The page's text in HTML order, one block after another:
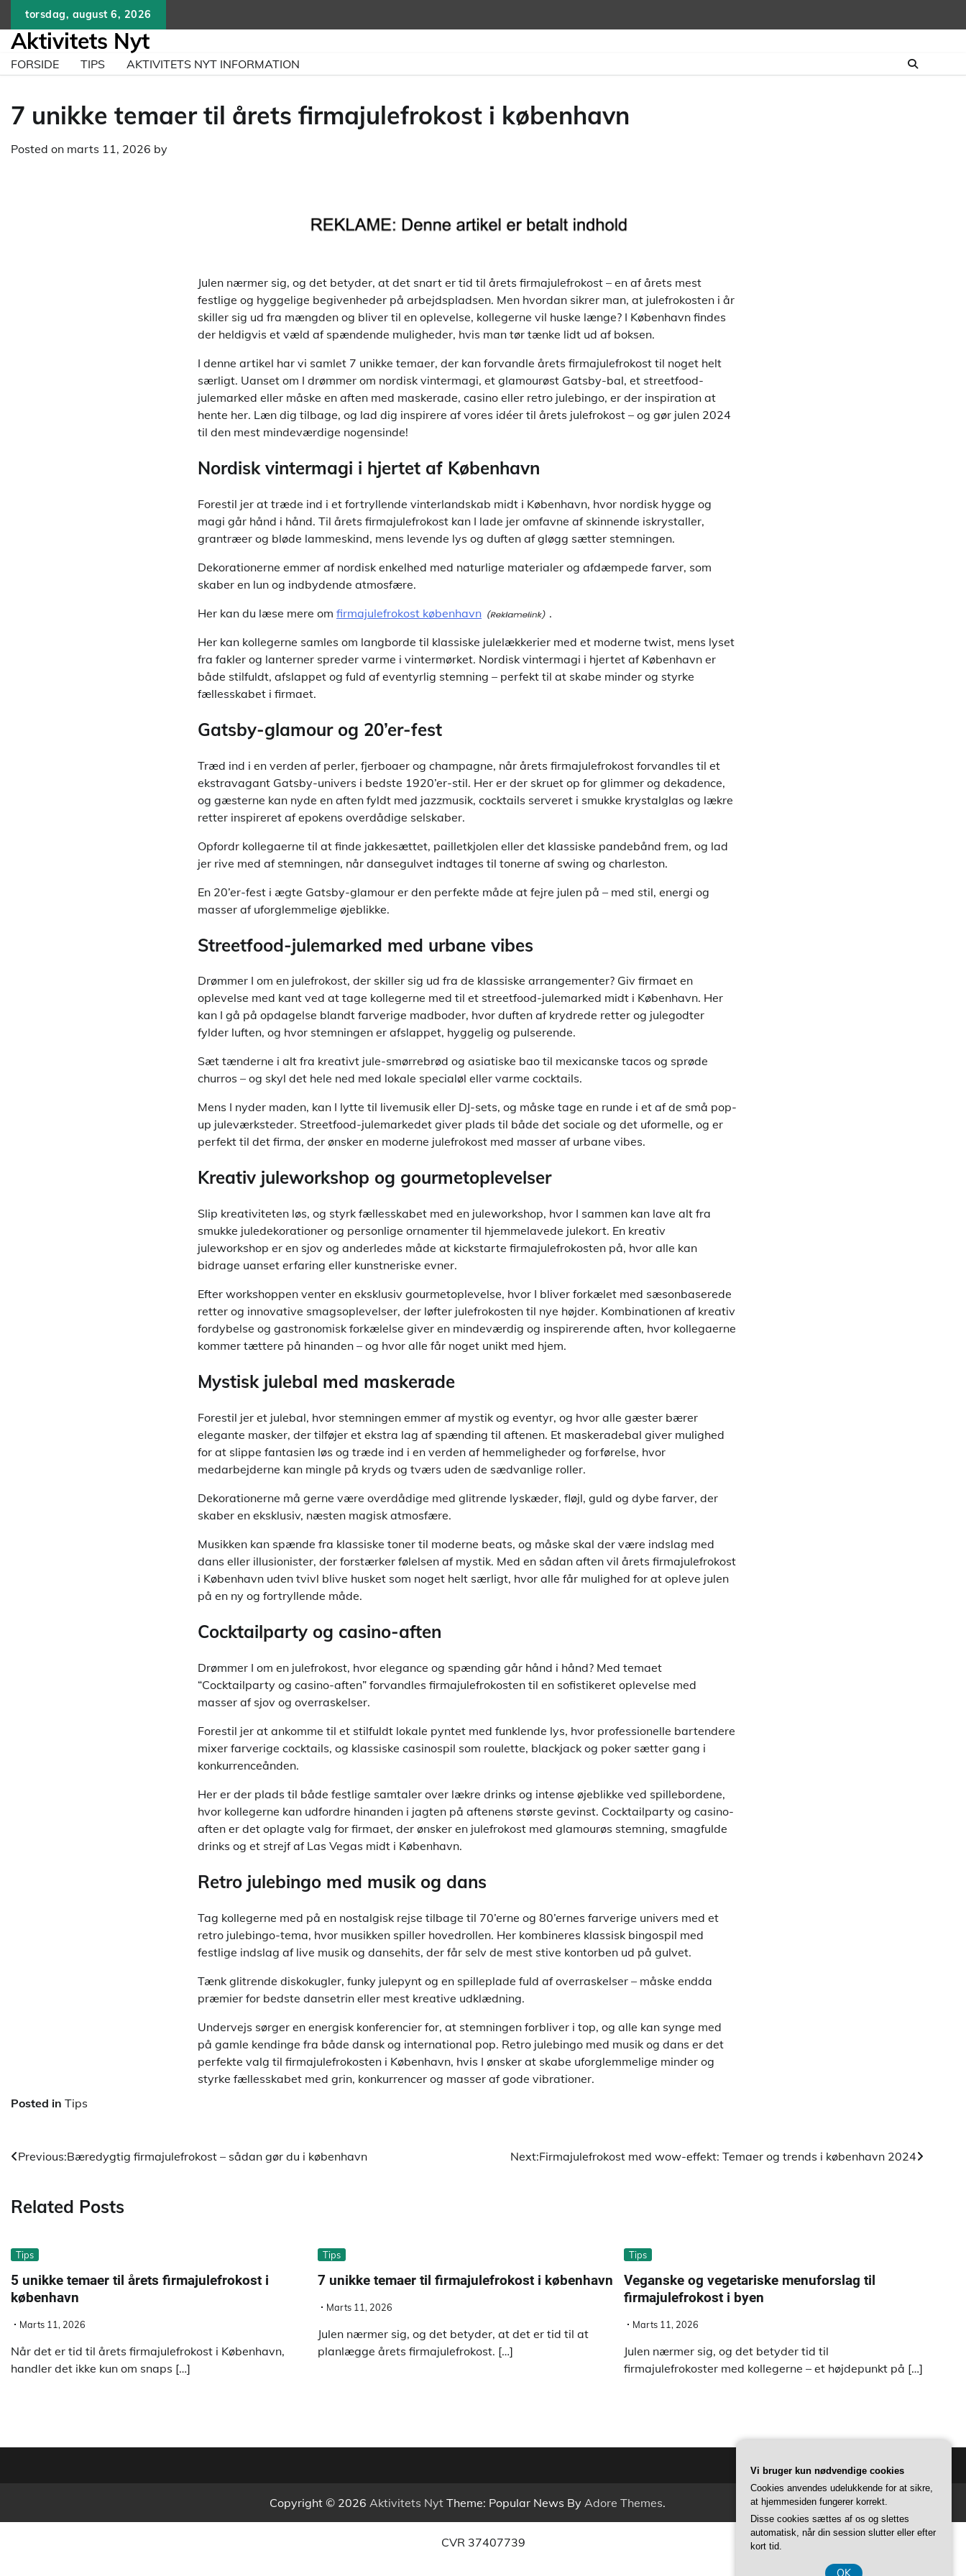
content
torsdag, august 6, 2026
Aktivitets Nyt
FORSIDE TIPS AKTIVITETS NYT INFORMATION
7 unikke temaer til årets firmajulefrokost i københavn
Posted on marts 11, 2026 by
Julen nærmer sig, og det betyder, at det snart er tid til årets firmajulefrokost – en af årets mest
festlige og hyggelige begivenheder på arbejdspladsen. Men hvordan sikrer man, at julefrokosten i år
skiller sig ud fra mængden og bliver til en oplevelse, kollegerne vil huske længe? I København findes
der heldigvis et væld af spændende muligheder, hvis man tør tænke lidt ud af boksen.
I denne artikel har vi samlet 7 unikke temaer, der kan forvandle årets firmajulefrokost til noget helt
særligt. Uanset om I drømmer om nordisk vintermagi, et glamourøst Gatsby-bal, et streetfood-
julemarked eller måske en aften med maskerade, casino eller retro julebingo, er der inspiration at
hente her. Læn dig tilbage, og lad dig inspirere af vores idéer til årets julefrokost – og gør julen 2024
til den mest mindeværdige nogensinde!
Nordisk vintermagi i hjertet af København
Forestil jer at træde ind i et fortryllende vinterlandskab midt i København, hvor nordisk hygge og
magi går hånd i hånd. Til årets firmajulefrokost kan I lade jer omfavne af skinnende iskrystaller,
grantræer og bløde lammeskind, mens levende lys og duften af gløgg sætter stemningen.
Dekorationerne emmer af nordisk enkelhed med naturlige materialer og afdæmpede farver, som
skaber en lun og indbydende atmosfære.
Her kan du læse mere om firmajulefrokost københavn
.
Her kan kollegerne samles om langborde til klassiske julelækkerier med et moderne twist, mens lyset
fra fakler og lanterner spreder varme i vintermørket. Nordisk vintermagi i hjertet af København er
både stilfuldt, afslappet og fuld af eventyrlig stemning – perfekt til at skabe minder og styrke
fællesskabet i firmaet.
Gatsby-glamour og 20’er-fest
Træd ind i en verden af perler, fjerboaer og champagne, når årets firmajulefrokost forvandles til et
ekstravagant Gatsby-univers i bedste 1920’er-stil. Her er der skruet op for glimmer og dekadence,
og gæsterne kan nyde en aften fyldt med jazzmusik, cocktails serveret i smukke krystalglas og lækre
retter inspireret af epokens overdådige selskaber.
Opfordr kollegaerne til at finde jakkesættet, pailletkjolen eller det klassiske pandebånd frem, og lad
jer rive med af stemningen, når dansegulvet indtages til tonerne af swing og charleston.
En 20’er-fest i ægte Gatsby-glamour er den perfekte måde at fejre julen på – med stil, energi og
masser af uforglemmelige øjeblikke.
Streetfood-julemarked med urbane vibes
Drømmer I om en julefrokost, der skiller sig ud fra de klassiske arrangementer? Giv firmaet en
oplevelse med kant ved at tage kollegerne med til et streetfood-julemarked midt i København. Her
kan I gå på opdagelse blandt farverige madboder, hvor duften af krydrede retter og julegodter
fylder luften, og hvor stemningen er afslappet, hyggelig og pulserende.
Sæt tænderne i alt fra kreativt jule-smørrebrød og asiatiske bao til mexicanske tacos og sprøde
churros – og skyl det hele ned med lokale specialøl eller varme cocktails.
Mens I nyder maden, kan I lytte til livemusik eller DJ-sets, og måske tage en runde i et af de små pop-
up juleværksteder. Streetfood-julemarkedet giver plads til både det sociale og det uformelle, og er
perfekt til det firma, der ønsker en moderne julefrokost med masser af urbane vibes.
Kreativ juleworkshop og gourmetoplevelser
Slip kreativiteten løs, og styrk fællesskabet med en juleworkshop, hvor I sammen kan lave alt fra
smukke juledekorationer og personlige ornamenter til hjemmelavede julekort. En kreativ
juleworkshop er en sjov og anderledes måde at kickstarte firmajulefrokosten på, hvor alle kan
bidrage uanset erfaring eller kunstneriske evner.
Efter workshoppen venter en eksklusiv gourmetoplevelse, hvor I bliver forkælet med sæsonbaserede
retter og innovative smagsoplevelser, der løfter julefrokosten til nye højder. Kombinationen af kreativ
fordybelse og gastronomisk forkælelse giver en mindeværdig og inspirerende aften, hvor kollegaerne
kommer tættere på hinanden – og hvor alle får noget unikt med hjem.
Mystisk julebal med maskerade
Forestil jer et julebal, hvor stemningen emmer af mystik og eventyr, og hvor alle gæster bærer
elegante masker, der tilføjer et ekstra lag af spænding til aftenen. Et maskeradebal giver mulighed
for at slippe fantasien løs og træde ind i en verden af hemmeligheder og forførelse, hvor
medarbejderne kan mingle på kryds og tværs uden de sædvanlige roller.
Dekorationerne må gerne være overdådige med glitrende lyskæder, fløjl, guld og dybe farver, der
skaber en eksklusiv, næsten magisk atmosfære.
Musikken kan spænde fra klassiske toner til moderne beats, og måske skal der være indslag med
dans eller illusionister, der forstærker følelsen af mystik. Med en sådan aften vil årets firmajulefrokost
i København uden tvivl blive husket som noget helt særligt, hvor alle får mulighed for at opleve julen
på en ny og fortryllende måde.
Cocktailparty og casino-aften
Drømmer I om en julefrokost, hvor elegance og spænding går hånd i hånd? Med temaet
“Cocktailparty og casino-aften” forvandles firmajulefrokosten til en sofistikeret oplevelse med
masser af sjov og overraskelser.
Forestil jer at ankomme til et stilfuldt lokale pyntet med funklende lys, hvor professionelle bartendere
mixer farverige cocktails, og klassiske casinospil som roulette, blackjack og poker sætter gang i
konkurrenceånden.
Her er der plads til både festlige samtaler over lækre drinks og intense øjeblikke ved spillebordene,
hvor kollegerne kan udfordre hinanden i jagten på aftenens største gevinst. Cocktailparty og casino-
aften er det oplagte valg for firmaet, der ønsker en julefrokost med glamourøs stemning, smagfulde
drinks og et strejf af Las Vegas midt i København.
Retro julebingo med musik og dans
Tag kollegerne med på en nostalgisk rejse tilbage til 70’erne og 80’ernes farverige univers med et
retro julebingo-tema, hvor musikken spiller hovedrollen. Her kombineres klassisk bingospil med
festlige indslag af live musik og dansehits, der får selv de mest stive kontorben ud på gulvet.
Tænk glitrende diskokugler, funky julepynt og en spilleplade fuld af overraskelser – måske endda
præmier for bedste dansetrin eller mest kreative udklædning.
Undervejs sørger en energisk konferencier for, at stemningen forbliver i top, og alle kan synge med
på gamle kendinge fra både dansk og international pop. Retro julebingo med musik og dans er det
perfekte valg til firmajulefrokosten i København, hvis I ønsker at skabe uforglemmelige minder og
styrke fællesskabet med grin, konkurrencer og masser af gode vibrationer.
Posted in Tips
Indlægsnavigation
Previous:Bæredygtig firmajulefrokost – sådan gør du i københavn Next:Firmajulefrokost med wow-effekt: Temaer og trends i københavn 2024
Related Posts
Tips
5 unikke temaer til årets firmajulefrokost i
københavn
Marts 11, 2026
Når det er tid til årets firmajulefrokost i København,
handler det ikke kun om snaps […]
Tips
7 unikke temaer til firmajulefrokost i københavn
Marts 11, 2026
Julen nærmer sig, og det betyder, at det er tid til at
planlægge årets firmajulefrokost. […]
Tips
Veganske og vegetariske menuforslag til
firmajulefrokost i byen
Marts 11, 2026
Julen nærmer sig, og det betyder tid til
firmajulefrokoster med kollegerne – et højdepunkt på […]
Copyright © 2026 Aktivitets NytTheme: Popular News By Adore Themes.
CVR 37407739
Vi bruger kun nødvendige cookies
Cookies anvendes udelukkende for at sikre,
at hjemmesiden fungerer korrekt.
Disse cookies sættes af os og slettes
automatisk, når din session slutter eller efter
kort tid.
OK